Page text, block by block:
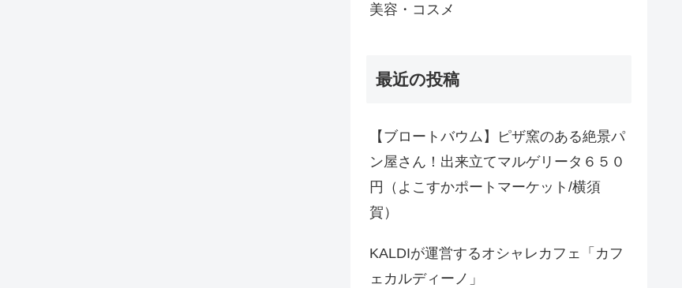
美容・コスメ
最近の投稿
【ブロートバウム】ピザ窯のある絶景パ
ン屋さん！出来立てマルゲリータ６５０
円（よこすかポートマーケット/横須
賀）
KALDIが運営するオシャレカフェ「カフ
ェカルディーノ」